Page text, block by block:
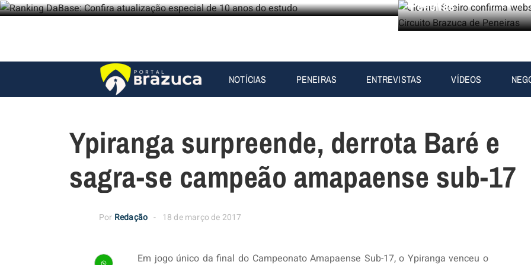
Peneiras
NOTÍCIAS PENEIRAS ENTREVISTAS VÍDEOS
Ypiranga surpreende, derrota Baré e
sagra-se campeão amapaense sub-17
Por Redação 18 de março de 2017
Em jogo único da final do Campeonato Amapaense Sub-17, o Ypiranga venceu o